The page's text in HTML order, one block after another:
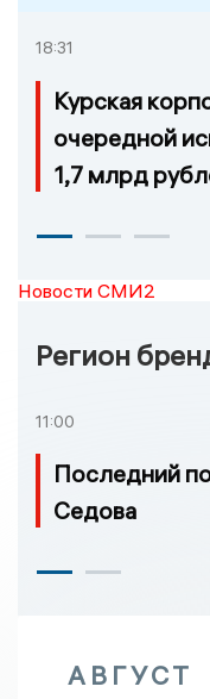
18:31
Курская
очередной
1,7 млрд
Новости СМИ2
Регион
11:00
Последний
Седова
АВГУСТ